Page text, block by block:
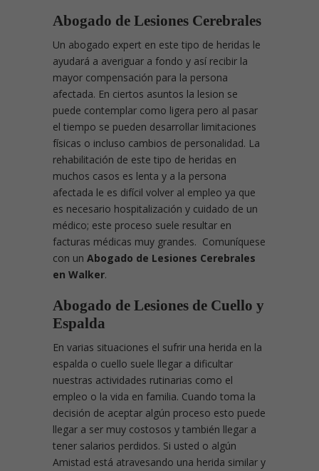
Abogado de Lesiones Cerebrales
Un abogado expert en este tipo de heridas le
ayudará a averiguar a fondo y así recibir la
mayor compensación para la persona
afectada. En ciertos asuntos la lesion se
puede contemplar como ligera pero al pasar
el tiempo se pueden desarrollar limitaciones
físicas o incluso cambios de personalidad. La
rehabilitación de este tipo de heridas en
muchos casos es lenta y a la persona
afectada le es difícil volver al empleo ya que
es necesario hospitalización y cuidado de un
médico; este proceso suele resultar en
facturas médicas muy grandes. Comuníquese
con un Abogado de Lesiones Cerebrales
en Walker.
Abogado de Lesiones de Cuello y
Espalda
En varias situaciones el sufrir una herida en la
espalda o cuello suele llegar a dificultar
nuestras actividades rutinarias como el
empleo o la vida en familia. Cuando toma la
decisión de aceptar algún proceso esto puede
llegar a ser muy costosos y también llegar a
tener salarios perdidos. Si usted o algún
Amistad está atravesando una herida similar y